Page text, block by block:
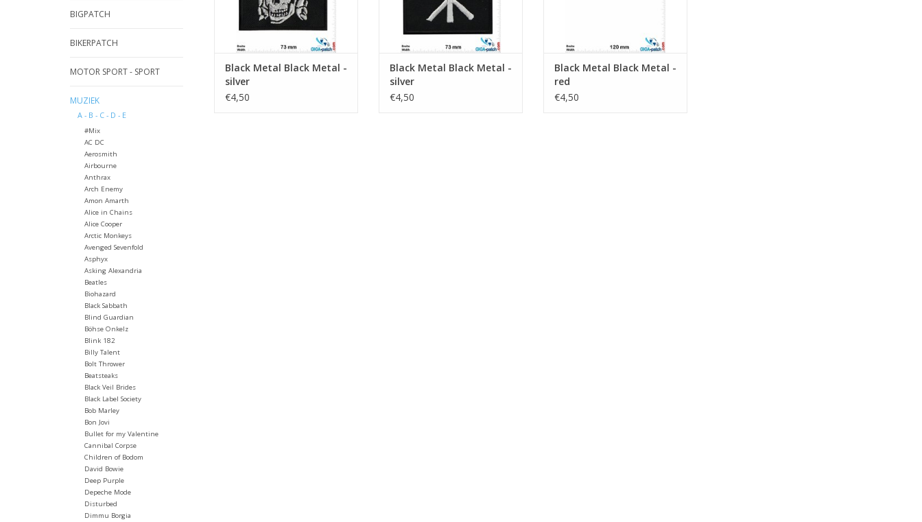
BIGPATCH
BIKERPATCH
MOTOR SPORT - SPORT
MUZIEK
A - B - C - D - E
#Mix
AC DC
Aerosmith
Airbourne
Anthrax
Arch Enemy
Amon Amarth
Alice in Chains
Alice Cooper
Arctic Monkeys
Avenged Sevenfold
Asphyx
Asking Alexandria
Beatles
Biohazard
Black Sabbath
Blind Guardian
Böhse Onkelz
Blink 182
Billy Talent
Bolt Thrower
Beatsteaks
Black Veil Brides
Black Label Society
Bob Marley
Bon Jovi
Bullet for my Valentine
Cannibal Corpse
Children of Bodom
David Bowie
Deep Purple
Depeche Mode
Disturbed
Dimmu Borgia
Black Metal Black Metal -
silver
€4,50
Black Metal Black Metal -
silver
€4,50
Black Metal Black Metal -
red
€4,50